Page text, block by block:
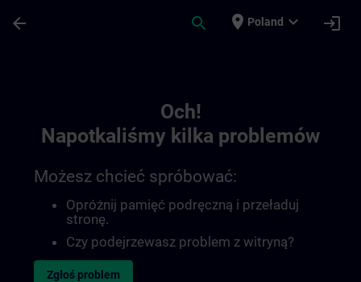
arrow_back search place Poland expand_more login
Och!
Napotkaliśmy kilka problemów
Możesz chcieć spróbować:
Opróżnij pamięć podręczną i przeładuj
stronę.
Czy podejrzewasz problem z witryną?
Zgłoś problem